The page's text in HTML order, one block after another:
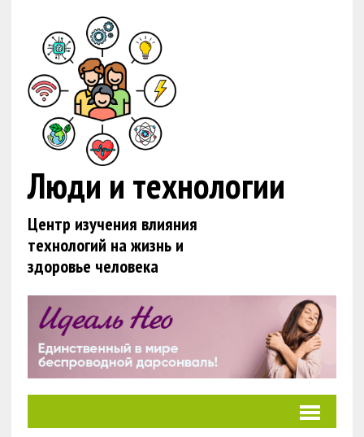
Люди и технологии
Центр изучения влияния
технологий на жизнь и
здоровье человека